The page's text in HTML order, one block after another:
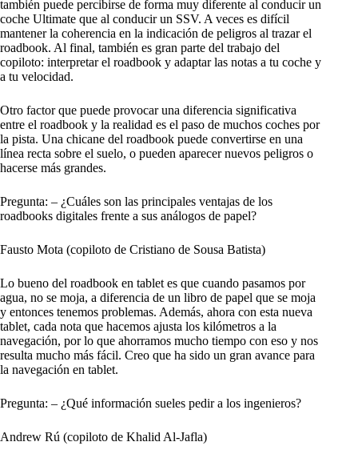
también puede percibirse de forma muy diferente al conducir un
coche Ultimate que al conducir un SSV. A veces es difícil
mantener la coherencia en la indicación de peligros al trazar el
roadbook. Al final, también es gran parte del trabajo del
copiloto: interpretar el roadbook y adaptar las notas a tu coche y
a tu velocidad.
Otro factor que puede provocar una diferencia significativa
entre el roadbook y la realidad es el paso de muchos coches por
la pista. Una chicane del roadbook puede convertirse en una
línea recta sobre el suelo, o pueden aparecer nuevos peligros o
hacerse más grandes.
Pregunta: – ¿Cuáles son las principales ventajas de los
roadbooks digitales frente a sus análogos de papel?
Fausto Mota (copiloto de Cristiano de Sousa Batista)
Lo bueno del roadbook en tablet es que cuando pasamos por
agua, no se moja, a diferencia de un libro de papel que se moja
y entonces tenemos problemas. Además, ahora con esta nueva
tablet, cada nota que hacemos ajusta los kilómetros a la
navegación, por lo que ahorramos mucho tiempo con eso y nos
resulta mucho más fácil. Creo que ha sido un gran avance para
la navegación en tablet.
Pregunta: – ¿Qué información sueles pedir a los ingenieros?
Andrew Rú (copiloto de Khalid Al-Jafla)